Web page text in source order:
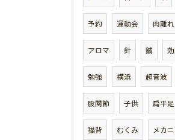
予約 運動会 肉離れ
アロマ 針 鍼
勉強 横浜 超音波
股関節 子供 扁平足
猫背 むくみ メカ